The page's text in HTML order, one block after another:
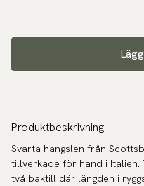
Produktbeskrivning
Svarta hängslen från
tillverkade för hand i
två baktill där längden i